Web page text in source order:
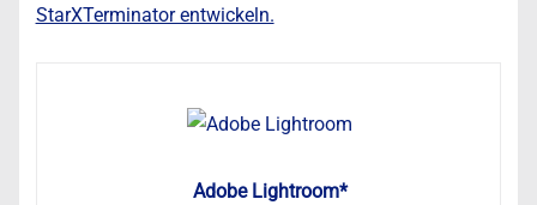
StarXTerminator entwickeln.
Adobe Lightroom*